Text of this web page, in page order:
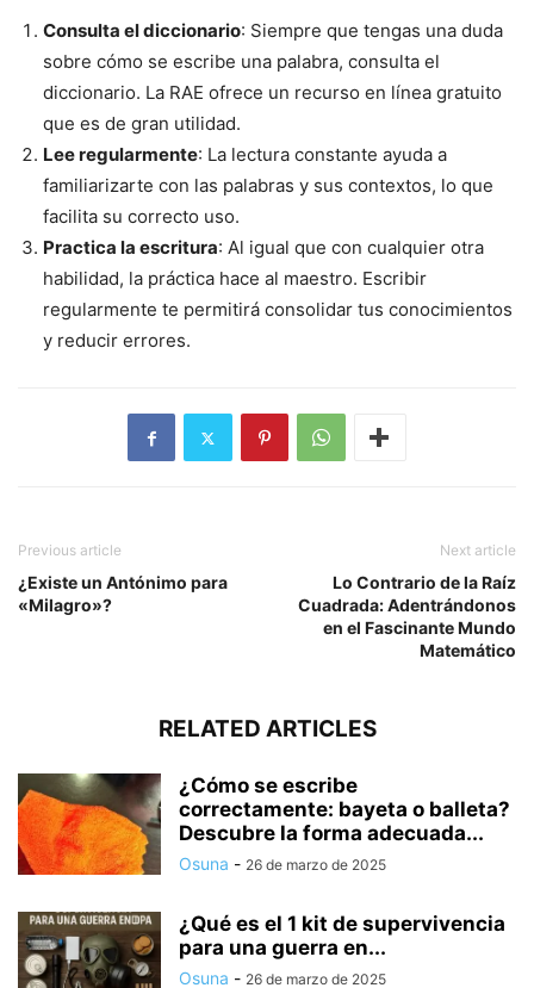
Consulta el diccionario: Siempre que tengas una duda
sobre cómo se escribe una palabra, consulta el
diccionario. La RAE ofrece un recurso en línea gratuito
que es de gran utilidad.
Lee regularmente: La lectura constante ayuda a
familiarizarte con las palabras y sus contextos, lo que
facilita su correcto uso.
Practica la escritura: Al igual que con cualquier otra
habilidad, la práctica hace al maestro. Escribir
regularmente te permitirá consolidar tus conocimientos
y reducir errores.
Previous article
¿Existe un Antónimo para
«Milagro»?
Next article
Lo Contrario de la Raíz
Cuadrada: Adentrándonos
en el Fascinante Mundo
Matemático
RELATED ARTICLES
¿Cómo se escribe
correctamente: bayeta o balleta?
Descubre la forma adecuada...
Osuna - 26 de marzo de 2025
¿Qué es el 1 kit de supervivencia
para una guerra en...
Osuna - 26 de marzo de 2025